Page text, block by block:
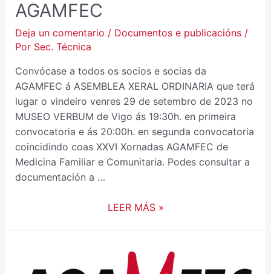
AGAMFEC
Deja un comentario / Documentos e publicacións/
Por Sec. Técnica
Convócase a todos os socios e socias da
AGAMFEC á ASEMBLEA XERAL ORDINARIA que terá
lugar o vindeiro venres 29 de setembro de 2023 no
MUSEO VERBUM de Vigo ás 19:30h. en primeira
convocatoria e ás 20:00h. en segunda convocatoria
coincidindo coas XXVI Xornadas AGAMFEC de
Medicina Familiar e Comunitaria. Podes consultar a
documentación a …
LEER MÁS »
CONVOCATORIA
ASEMBLEA